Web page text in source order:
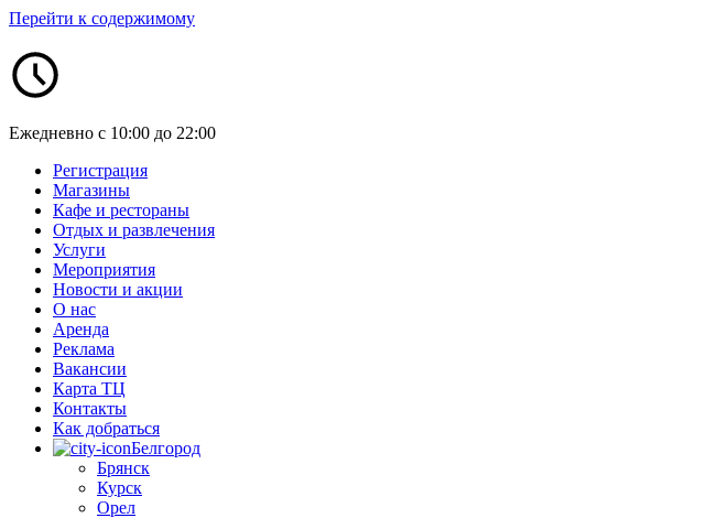
Перейти к содержимому
Ежедневно с 10:00 до 22:00
Регистрация
Магазины
Кафе и рестораны
Отдых и развлечения
Услуги
Мероприятия
Новости и акции
О нас
Аренда
Реклама
Вакансии
Карта ТЦ
Контакты
Как добраться
Белгород
Брянск
Курск
Орел